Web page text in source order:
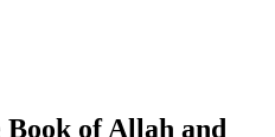
of Allah and